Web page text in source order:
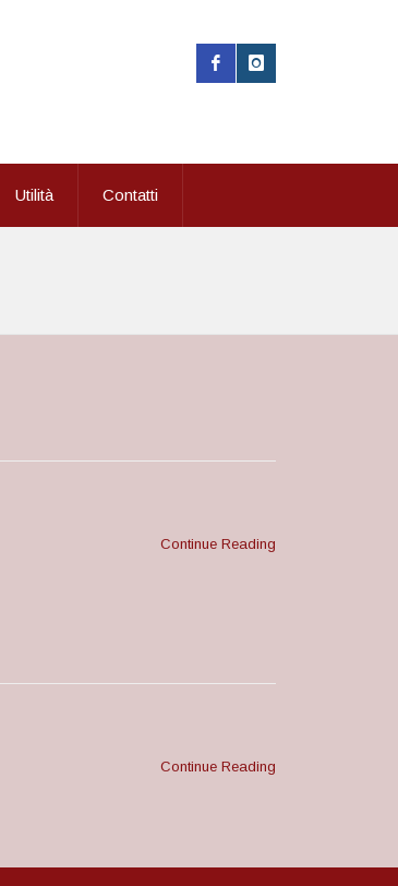
Utilità Contatti
Continue Reading
Continue Reading